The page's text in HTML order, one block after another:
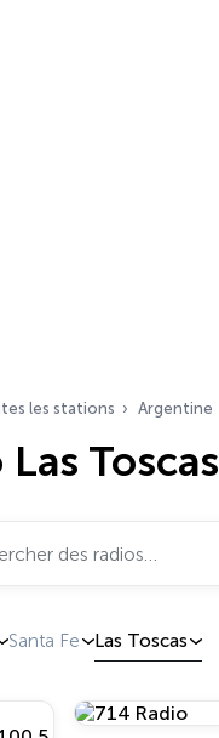
les stations Argentine
Las Toscas
radios…
Santa Fe Las Toscas